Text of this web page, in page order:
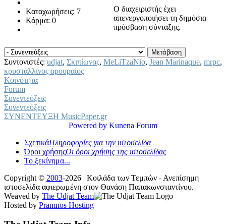
Καταχωρήσεις: 7
Κάρμα: 0
Ο διαχειριστής έχει
απενεργοποιήσει τη δημόσια
πρόσβαση σύνταξης.
Συντονιστές: udjat, Σκιπίωνας, MeLiTzaNio, Jean Marinaque, mrpc,
κρυστάλλινος αρουραίος
Κοινότητα
Forum
Συνεντεύξεις
Συνεντεύξεις
ΣΥΝΕΝΤΕΥΞΗ MusicPaper.gr
Powered by Kunena Forum
ΣχετικάΠληροφορίες για την ιστοσελίδα
Όροι χρήσηςΟι όροι χρήσης της ιστοσελίδας
Το ξεκίνημα...
Copyright © 2003-2026 | Κοιλάδα των Τεμπών - Ανεπίσημη
ιστοσελίδα αφιερωμένη στον Θανάση Παπακωνσταντίνου.
Weaved by The Udjat Team
Hosted by Pramnos Hosting